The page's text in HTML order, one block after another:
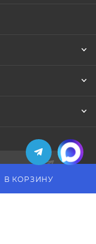
В КОРЗИНУ